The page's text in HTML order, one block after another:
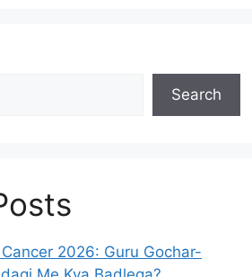
Search
2026: Guru Gochar-